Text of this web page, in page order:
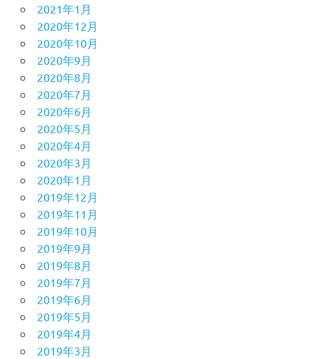
2021年1月
2020年12月
2020年10月
2020年9月
2020年8月
2020年7月
2020年6月
2020年5月
2020年4月
2020年3月
2020年1月
2019年12月
2019年11月
2019年10月
2019年9月
2019年8月
2019年7月
2019年6月
2019年5月
2019年4月
2019年3月